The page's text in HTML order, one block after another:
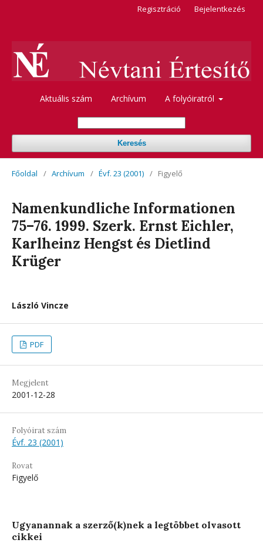
Aktuális szám Archívum A folyóiratról
Keresés
Regisztráció Bejelentkezés
Főoldal / Archívum / Évf. 23 (2001) / Figyelő
Namenkundliche Informationen
75–76. 1999. Szerk. Ernst Eichler,
Karlheinz Hengst és Dietlind
Krüger
László Vincze
PDF
Megjelent
2001-12-28
Folyóirat szám
Évf. 23 (2001)
Rovat
Figyelő
Ugyanannak a szerző(k)nek a legtöbbet olvasott
cikkei